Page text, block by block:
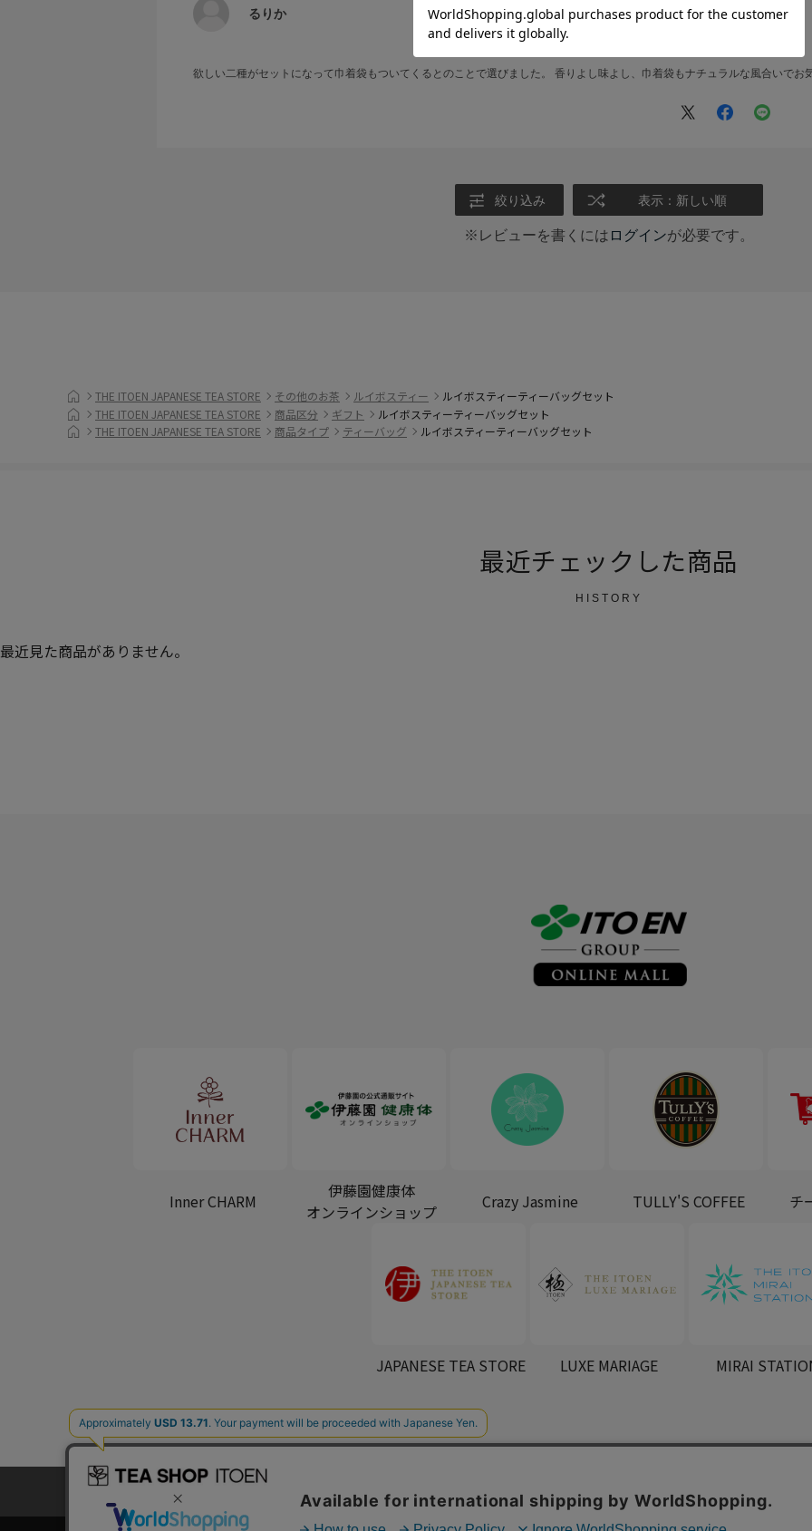
るりか
欲しい二種がセットになって巾着袋もついてくるとのことで選びました。 香りよし味よし、巾着袋もナチュラルな風合いでお
絞り込み 表示：新しい順
※レビューを書くには ログインが必要です。
THE ITOEN JAPANESE TEA STORE その他のお茶 ルイボスティー
ルイボスティーティーバッグセット
THE ITOEN JAPANESE TEA STORE
商品区分 ギフト
ルイボスティーティーバッグセット
THE ITOEN JAPANESE TEA STORE
商品タイプ ティーバッグ ルイボスティーティーバッグセット
最近チェックした商品
HISTORY
最近見た商品がありません。
Inner CHARM
伊藤園健康体
オンラインショップ
Crazy Jasmine TULLY'S COFFEE チ
JAPANESE TEA STORE LUXE MARIAGE MIRAI
プライバシーポリシー カスタマーハラスメントに対する基本方針 会社概要